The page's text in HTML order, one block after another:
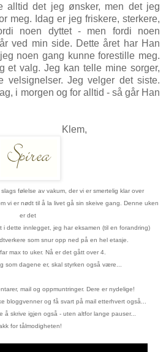
det jeg ønsker, men det jeg
meg. Idag er jeg friskere, sterkere,
noen dyttet - men fordi noen
ved min side. Dette året har Han
noen gang kunne forestille meg.
et valg. Jeg kan telle mine sorger,
velsignelser. Jeg velger det siste.
i morgen og for alltid - så går Han
følelse av vakum, der vi er smertelig klar over
vi er nødt til å la livet gå sin skeive gang. Denne uken
er det
i dette innlegget, jeg har eksamen (til en forandring)
som snur opp ned på en hel etasje.
max to uker. Nå er det gått over 4.
som dagene er, skal styrken også være...
mail og oppmuntringer. Dere er nydelige!
bloggvenner og få svart på mail etterhvert også...
å skrive igjen også - uten altfor lange pauser...
for tålmodigheten!